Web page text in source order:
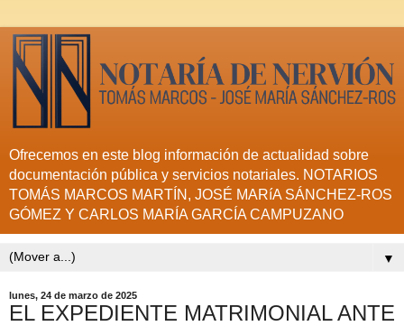
Ofrecemos en este blog información de actualidad sobre
documentación pública y servicios notariales. NOTARIOS
TOMÁS MARCOS MARTÍN, JOSÉ MARíA SÁNCHEZ-ROS
GÓMEZ Y CARLOS MARÍA GARCÍA CAMPUZANO
▼
lunes, 24 de marzo de 2025
EL EXPEDIENTE MATRIMONIAL ANTE